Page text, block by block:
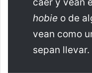
caer y vean
hobie o de
vean como
sepan llevar.